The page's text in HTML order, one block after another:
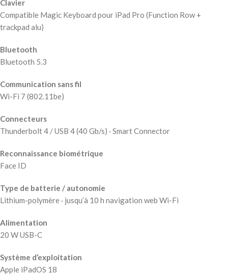
Clavier
Compatible Magic Keyboard pour iPad Pro (Function Row +
trackpad alu)
Bluetooth
Bluetooth 5.3
Communication sans fil
Wi-Fi 7 (802.11be)
Connecteurs
Thunderbolt 4 / USB 4 (40 Gb/s) · Smart Connector
Reconnaissance biométrique
Face ID
Type de batterie / autonomie
Lithium-polymère · jusqu’à 10 h navigation web Wi-Fi
Alimentation
20 W USB-C
Système d’exploitation
Apple iPadOS 18